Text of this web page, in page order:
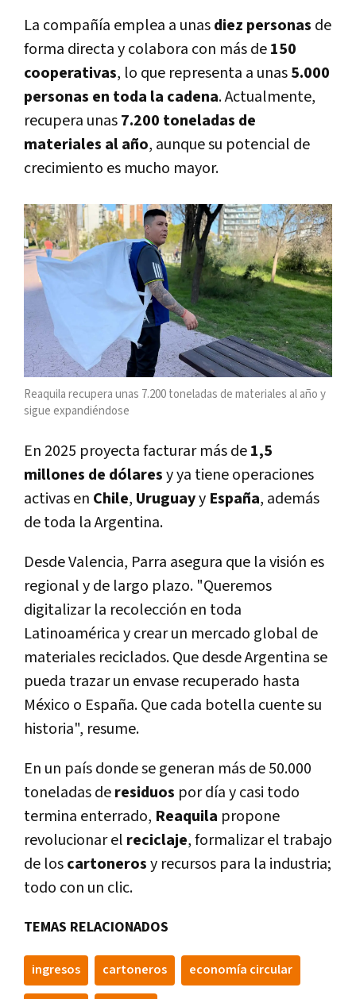
La compañía emplea a unasdiez personas de
forma directa y colabora con más de150
cooperativas, lo que representa a unas5.000
personas en toda la cadena. Actualmente,
recupera unas7.200 toneladas de
materiales al año, aunque su potencial de
crecimiento es mucho mayor.
Reaquila recupera unas 7.200 toneladas de materiales al año y
sigue expandiéndose
En 2025 proyecta facturar más de1,5
millones de dólaresy ya tiene operaciones
activas en Chile, Uruguayy España, además
de toda la Argentina.
Desde Valencia, Parra asegura que la visión es
regional y de largo plazo. "Queremos
digitalizar la recolección en toda
Latinoamérica y crear un mercado global de
materiales reciclados. Que desde Argentina se
pueda trazar un envase recuperado hasta
México o España. Que cada botella cuente su
historia", resume.
En un país donde se generan más de 50.000
toneladas deresiduos por día y casi todo
termina enterrado, Reaquila propone
revolucionar el reciclaje, formalizar el trabajo
de loscartonerosy recursos para la industria;
todo con un clic.
TEMAS RELACIONADOS
ingresos cartoneros economía circular